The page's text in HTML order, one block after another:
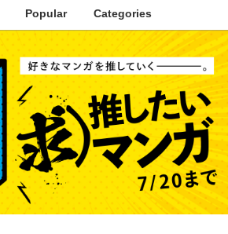
Popular Categories